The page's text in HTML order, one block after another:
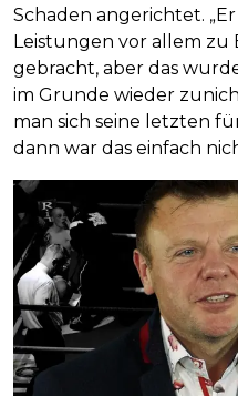
Schaden angerichtet.
Leistungen vor allem zu
gebracht, aber das
im Grunde wieder
man sich seine letzten
dann war das einfach